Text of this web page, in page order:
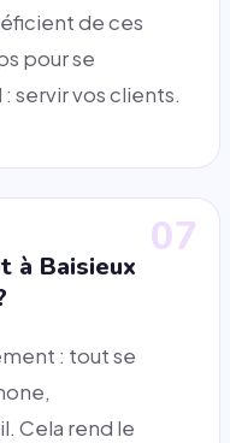
de ces
pour se
servir vos clients.
07
à Baisieux
: tout se
Cela rend le